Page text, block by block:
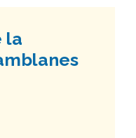
la